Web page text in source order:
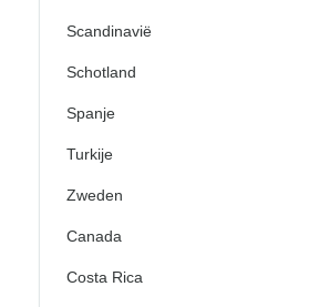
Scandinavië
Schotland
Spanje
Turkije
Zweden
Canada
Costa Rica